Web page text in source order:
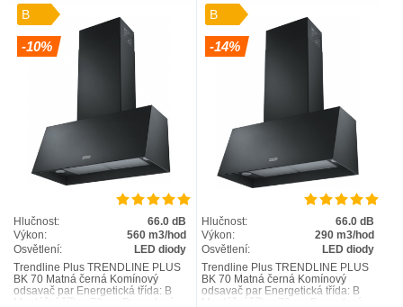
B
-10%
Hlučnost:
66.0 dB
Výkon:
560 m3/hod
Osvětlení:
LED diody
Trendline Plus TRENDLINE PLUS
BK 70 Matná černá Komínový
odsavač par Energetická třída: B
B
-14%
Hlučnost:
66.0 dB
Výkon:
290 m3/hod
Osvětlení:
LED diody
Trendline Plus TRENDLINE PLUS
BK 70 Matná černá Komínový
odsavač par Energetická třída: B